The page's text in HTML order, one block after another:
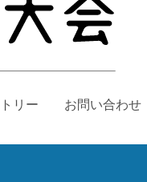
リー お問い合わせ